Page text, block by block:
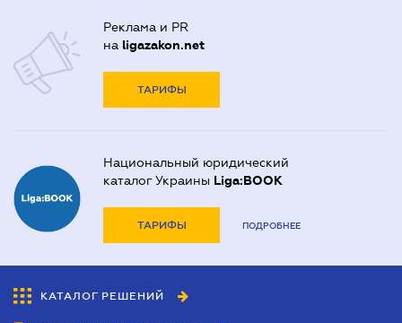
Реклама и PR
на ligazakon.net
ТАРИФЫ
Национальный юридический
каталог Украины Liga:BOOK
ТАРИФЫ ПОДРОБНЕЕ
КАТАЛОГ РЕШЕНИЙ